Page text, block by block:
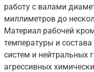
работу с валами
миллиметров до
Материал рабочей
температуры и
систем и нейтральных
агрессивных